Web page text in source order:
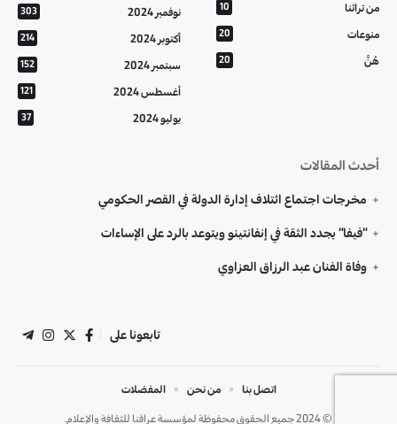
من تراثنا 10
منوعات 20
هُنَّ 20
نوفمبر 2024 303
أكتوبر 2024 214
سبتمبر 2024 152
أغسطس 2024 121
يوليو 2024 37
أحدث المقالات
مخرجات اجتماع ائتلاف إدارة الدولة في القصر الحكومي
“فيفا” يجدد الثقة في إنفانتينو ويتوعد بالرد على الإساءات
وفاة الفنان عبد الرزاق العزاوي
تابعونا على
© 2024 جميع الحقوق محفوظة لمؤسسة عراقنا للثقافة والإعلام.
اتصل بنا من نحن المفضلات